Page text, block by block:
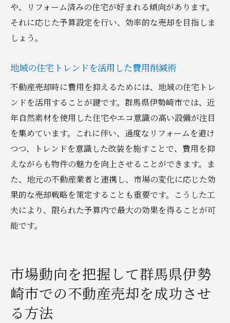
や、リフォーム済みの住宅が好まれる傾向があります。
それに応じた予算設定を行い、効率的な売却を目指しま
しょう。
地域の住宅トレンドを活用した費用削減術
不動産売却時に費用を抑えるためには、地域の住宅トレ
ンドを活用することが鍵です。群馬県伊勢崎市では、近
年自然素材を使用した住宅やエコ意識の高い設備が注目
を集めています。これに伴い、過度なリフォームを避け
つつ、トレンドを意識した改装を施すことで、費用を抑
えながらも物件の魅力を向上させることができます。ま
た、地元の不動産業者と連携し、市場の変化に応じた効
果的な売却戦略を策定することも重要です。こうした工
夫により、限られた予算内で最大の効果を得ることが可
能です。
市場動向を把握して群馬県伊勢
崎市での不動産売却を成功させ
る方法